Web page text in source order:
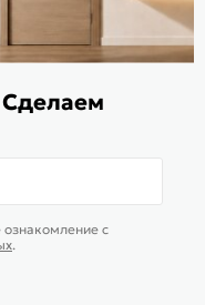
Купить в 1 клик
c
.